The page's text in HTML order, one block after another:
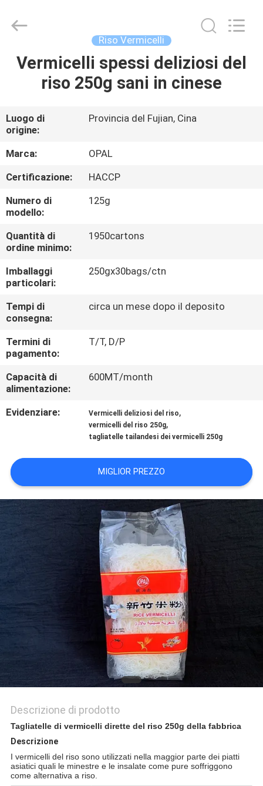
CASA
CIRCA
NOI
GIRO
DELLA
FABBRICA
CONTROLLO
DI
QUALITÀ
CONTATTICI
RICHIEDA
UNA
MAPPA
DEL
SITO
PRIVACY
Rights
Riso Vermicelli
Vermicelli spessi deliziosi del
riso 250g sani in cinese
Luogo di
origine:
Provincia del Fujian, Cina
Marca:
OPAL
Certificazione:
HACCP
Numero di
modello:
125g
Quantità di
ordine minimo:
1950cartons
Imballaggi
particolari:
250gx30bags/ctn
Tempi di
consegna:
circa un mese dopo il deposito
Termini di
pagamento:
T/T, D/P
Capacità di
alimentazione:
600MT/month
Evidenziare: Vermicelli deliziosi del riso,
vermicelli del riso 250g,
tagliatelle tailandesi dei vermicelli 250g
MIGLIOR PREZZO
Descrizione di prodotto
Tagliatelle di vermicelli dirette del riso 250g della fabbrica
Descrizione
I vermicelli del riso sono utilizzati nella maggior parte dei piatti
asiatici quali le minestre e le insalate come pure soffriggono
come alternativa a riso.